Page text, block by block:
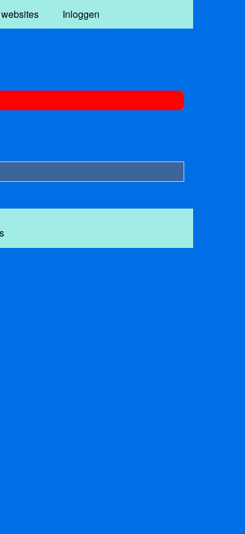
Inloggen